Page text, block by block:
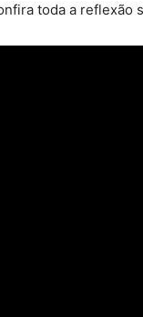
toda a reflexão